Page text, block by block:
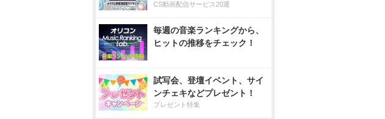
CS動画配信サービス20選
毎週の音楽ランキングから、
ヒットの推移をチェック！
試写会、登壇イベント、サイ
ンチェキなどプレゼント！
プレゼント特集